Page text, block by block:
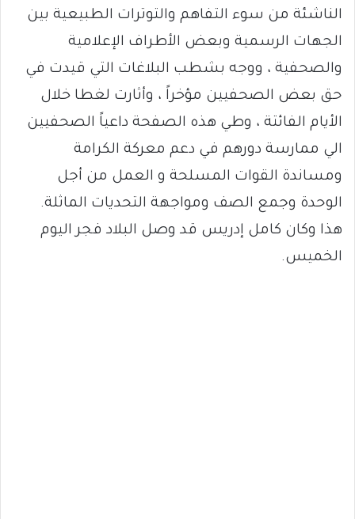
الناشئة من سوء التفاهم والتوترات الطبيعية بين
الجهات الرسمية وبعض الأطراف الإعلامية
والصحفية ، ووجه بشطب البلاغات التي قيدت في
حق بعض الصحفيين مؤخراً ، وأثارت لغطا خلال
الأيام الفائتة ، وطي هذه الصفحة داعياً الصحفيين
الي ممارسة دورهم في دعم معركة الكرامة
ومساندة القوات المسلحة و العمل من أجل
الوحدة وجمع الصف ومواجهة التحديات الماثلة.
هذا وكان كامل إدريس قد وصل البلاد فجر اليوم
الخميس.